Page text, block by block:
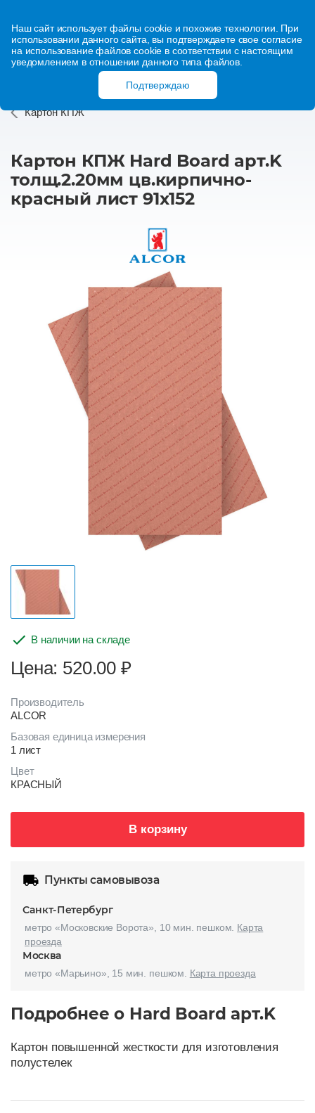
Наш сайт использует файлы cookie и похожие технологии. При
использовании данного сайта, вы подтверждаете свое согласие
на использование файлов cookie в соответствии с настоящим
уведомлением в отношении данного типа файлов.
Подтверждаю
Картон КПЖ
Картон КПЖ Hard Board арт.K
толщ.2.20мм цв.кирпично-
красный лист 91х152
В наличии на складе
Цена: 520.00 ₽
Производитель
ALCOR
Базовая единица измерения
1 лист
Цвет
КРАСНЫЙ
В корзину
Пункты самовывоза
Санкт-Петербург
метро «Московские Ворота», 10 мин. пешком. Карта
проезда
Москва
метро «Марьино», 15 мин. пешком. Карта проезда
Подробнее о Hard Board арт.K
Картон повышенной жесткости для изготовления
полустелек